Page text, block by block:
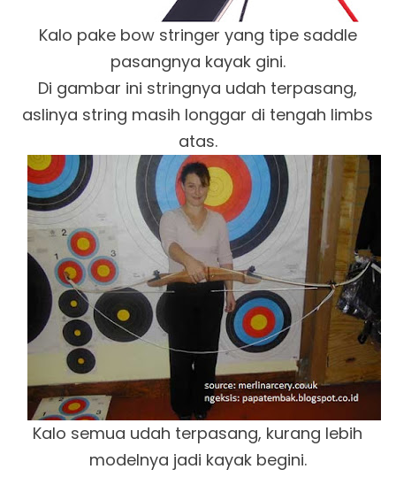
Kalo pake bow stringer yang tipe saddle
pasangnya kayak gini.
Di gambar ini stringnya udah terpasang,
aslinya string masih longgar di tengah limbs
atas.
Kalo semua udah terpasang, kurang lebih
modelnya jadi kayak begini.